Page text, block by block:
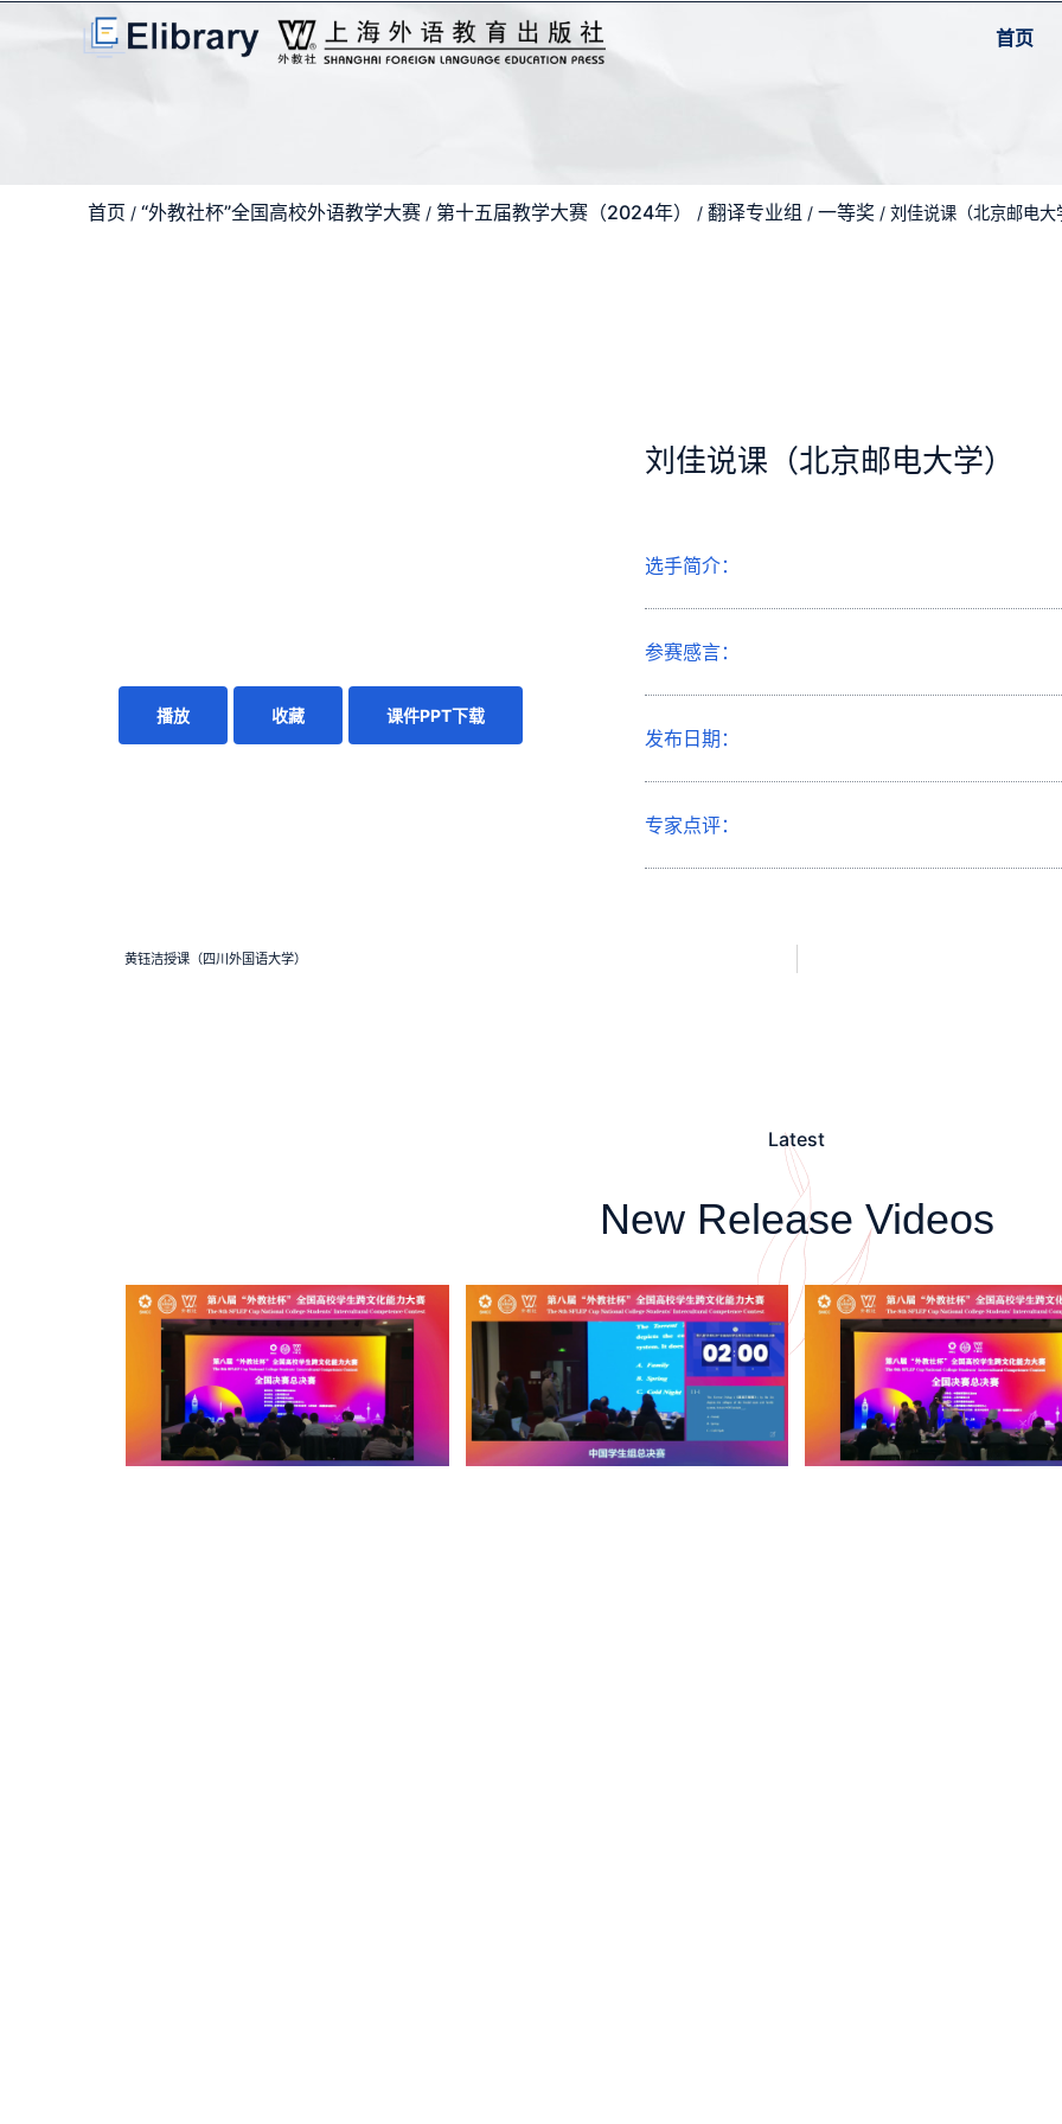
首页
首页 / “外教社杯”全国高校外语教学大赛 / 第十五届教学大赛（2024年） / 翻译专业组 / 一等奖 / 刘佳说课（北京邮电大
播放 收藏 课件PPT下载
刘佳说课（北京邮电大学）
选手简介：
参赛感言：
发布日期：
专家点评：
黄钰洁授课（四川外国语大学）
Latest
New Release Videos